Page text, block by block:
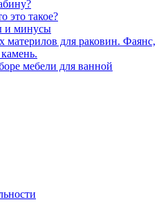
это такое?
и минусы
для раковин. Фаянс,
мебели для ванной